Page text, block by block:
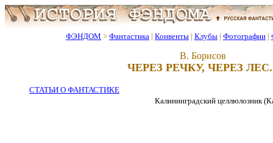
ФЭНДОМ > Фантастика | Конвенты | Клубы | Фотографии |
В. Борисов
ЧЕРЕЗ РЕЧКУ, ЧЕРЕЗ
СТАТЬИ О ФАНТАСТИКЕ
Калининградский целлюлозник